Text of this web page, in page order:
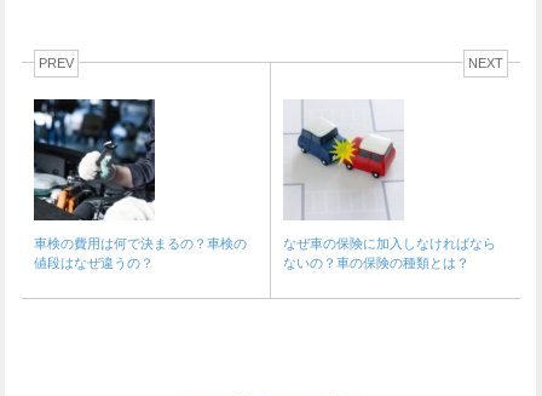
PREV
車検の費用は何で決まるの？車検の
値段はなぜ違うの？
NEXT
なぜ車の保険に加入しなければなら
ないの？車の保険の種類とは？